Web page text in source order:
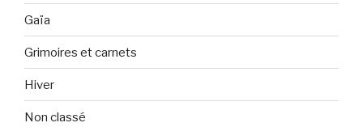
Gaïa
Grimoires et carnets
Hiver
Non classé